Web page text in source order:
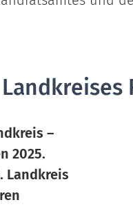
–
2025.
Landkreis